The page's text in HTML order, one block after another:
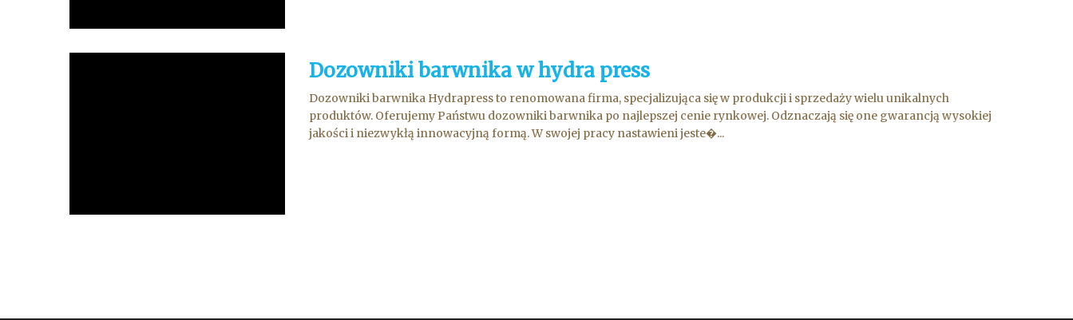
Dozowniki barwnika w hydra press
Dozowniki barwnika Hydrapress to renomowana firma, specjalizująca się w produkcji i sprzedaży wielu unikalnych
produktów. Oferujemy Państwu dozowniki barwnika po najlepszej cenie rynkowej. Odznaczają się one gwarancją wysokiej
jakości i niezwykłą innowacyjną formą. W swojej pracy nastawieni jeste�...